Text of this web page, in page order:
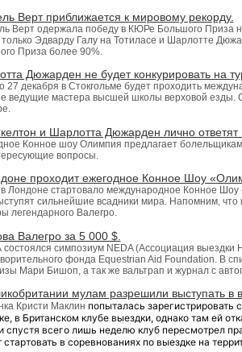
Верт приближается к мировому рекорду.
Верт одержала победу в КЮРе Большого Приза
Эдварду Галу на Тотиласе и Шарлотте
Приза более 90%.
Дюжарден не будет конкурировать на
27 декабря в Стокгольме будет проходить
ведущие мастера высшей школы верховой езды.
и Шарлотта Дюжарден лично ответят
Конное шоу Олимпия предлагает
вопросы.
проходит ежегодное Конное Шоу
в Лондоне стартовало международное Конное
сильнейшие всадники мира. Напомним,
легендарного Валегро.
Валегро за 5 000 $.
симпозиум NEDA (Ассоциация выездки
фонда Equestrian Aid Foundation. В
Мари Бишоп, а так же вальтрап и журнал с
мулам разрешили выступать в
Кристи Маклин попыталась зарегистрировать
в Британском клубе выездки, однако там ей
всего лишь неделю клуб пересмотрел
в соревнованиях по выездке на